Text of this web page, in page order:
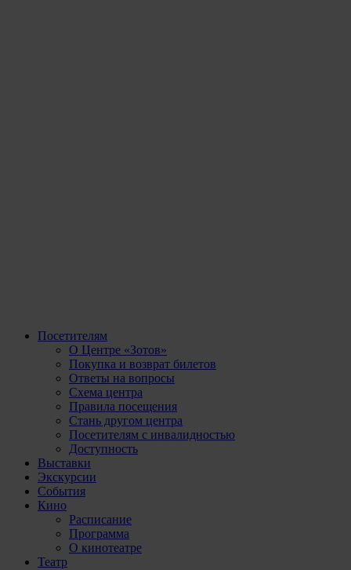
Посетителям
О Центре «Зотов»
Покупка и возврат билетов
Ответы на вопросы
Схема центра
Правила посещения
Стань другом центра
Посетителям с инвалидностью
Доступность
Выставки
Экскурсии
События
Кино
Расписание
Программа
О кинотеатре
Театр